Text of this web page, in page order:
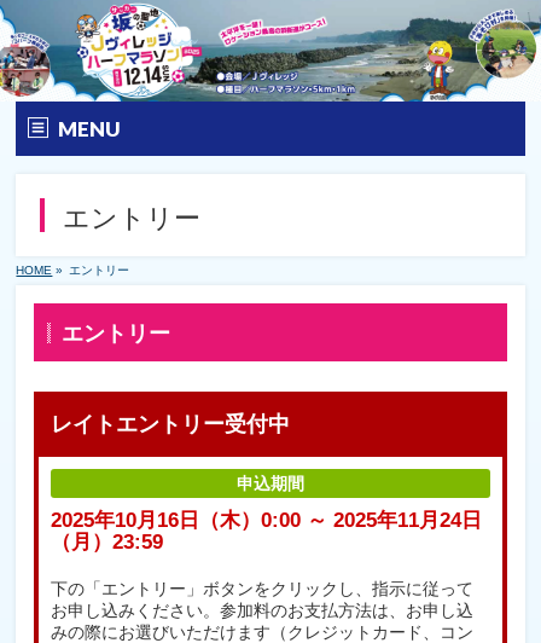
MENU
エントリー
Q&A | お問い合わせ
エントリー
HOME » エントリー
エントリー
レイトエントリー受付中
申込期間
2025年10月16日（木）0:00 ～ 2025年11月24日
（月）23:59
下の「エントリー」ボタンをクリックし、指示に従って
お申し込みください。参加料のお支払方法は、お申し込
みの際にお選びいただけます（クレジットカード、コン